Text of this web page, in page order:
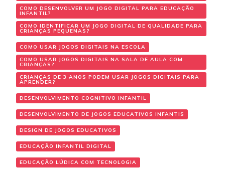
COMO DESENVOLVER UM JOGO DIGITAL PARA EDUCAÇÃO
INFANTIL?
COMO IDENTIFICAR UM JOGO DIGITAL DE QUALIDADE PARA
CRIANÇAS PEQUENAS?
COMO USAR JOGOS DIGITAIS NA ESCOLA
COMO USAR JOGOS DIGITAIS NA SALA DE AULA COM
CRIANÇAS?
CRIANÇAS DE 3 ANOS PODEM USAR JOGOS DIGITAIS PARA
APRENDER?
DESENVOLVIMENTO COGNITIVO INFANTIL
DESENVOLVIMENTO DE JOGOS EDUCATIVOS INFANTIS
DESIGN DE JOGOS EDUCATIVOS
EDUCAÇÃO INFANTIL DIGITAL
EDUCAÇÃO LÚDICA COM TECNOLOGIA